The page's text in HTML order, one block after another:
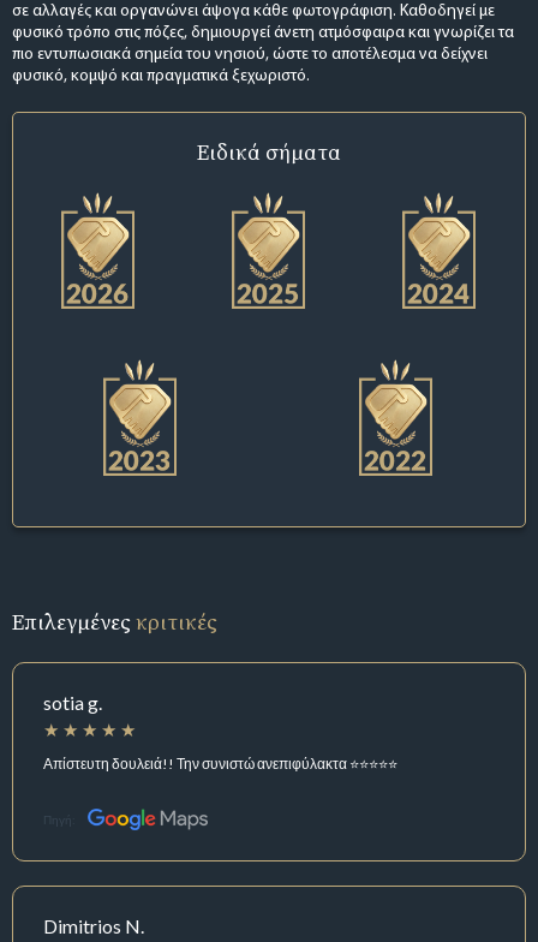
σε αλλαγές και οργανώνει άψογα κάθε φωτογράφιση. Καθοδηγεί με
φυσικό τρόπο στις πόζες, δημιουργεί άνετη ατμόσφαιρα και γνωρίζει τα
πιο εντυπωσιακά σημεία του νησιού, ώστε το αποτέλεσμα να δείχνει
φυσικό, κομψό και πραγματικά ξεχωριστό.
Ειδικά σήματα
Επιλεγμένεςκριτικές
sotia g.
Απίστευτη δουλειά!! Την συνιστώ ανεπιφύλακτα ⭐️⭐️⭐️⭐️⭐️
Πηγή:
Dimitrios N.